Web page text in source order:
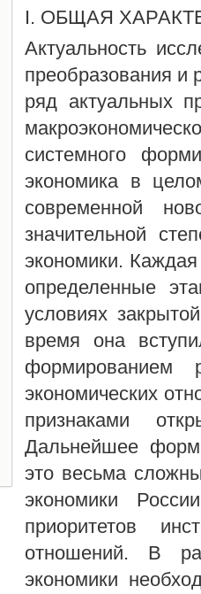
I. ОБЩАЯ
Актуальность
преобразования и
ряд актуальных
системного
экономика в
современной
значительной
экономики.
определенные
условиях
время она
формированием
экономических
признаками
Дальнейшее
это весьма
экономики
приоритетов
отношений. В
экономики